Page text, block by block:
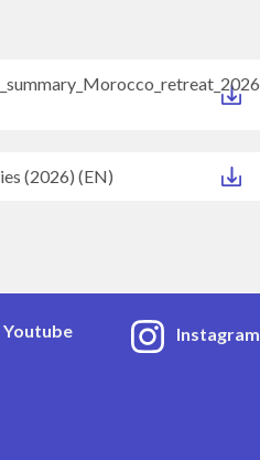
(2026) (EN)
Youtube Instagram